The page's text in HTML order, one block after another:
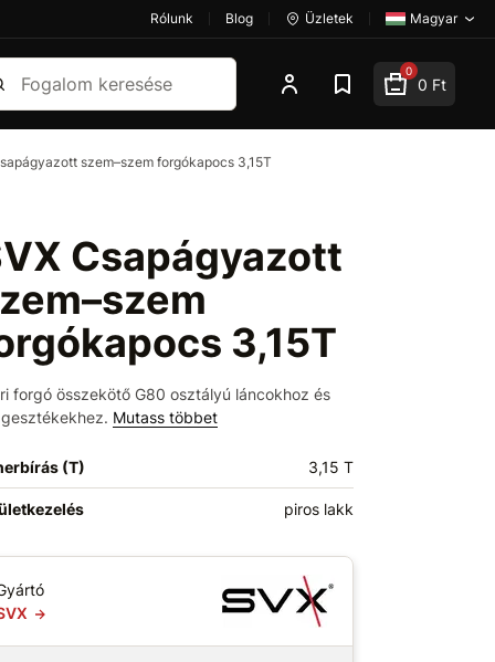
Rólunk Blog Üzletek Magyar
0
0 Ft
szem–szem forgókapocs 3,15T
Csapágyazott
3,15T
forgó összekötő G80 osztályú láncokhoz és
Mutass többet
(T) 3,15 T
piros lakk